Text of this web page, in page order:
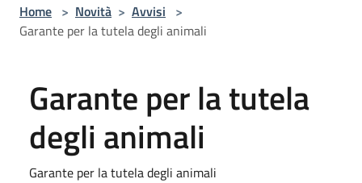
Home > Novità > Avvisi >
Garante per la tutela degli animali
Garante per la tutela
degli animali
Garante per la tutela degli animali